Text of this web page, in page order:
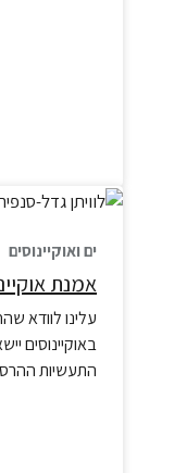
ים ואוקיינוסים
אמנת
עלינו לוודא
באוקיינוסים
התעשיות